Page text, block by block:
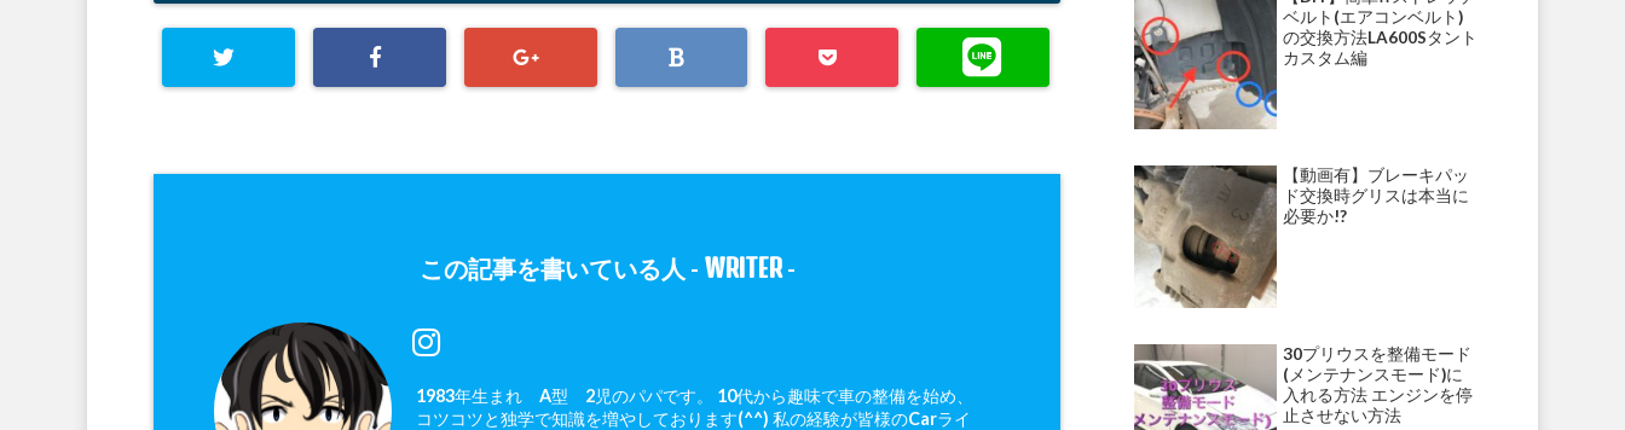
この記事を書いている人 - WRITER-
1983年生まれ A型 2児のパパです。 10代から趣味で車の整備を始め、
コツコツと独学で知識を増やしております(^^) 私の経験が皆様のCarライ
ベルト(エアコンベルト)
の交換方法LA600Sタント
カスタム編
【動画有】ブレーキパッ
ド交換時グリスは本当に
必要か!?
30プリウスを整備モード
(メンテナンスモード)に
入れる方法 エンジンを停
止させない方法